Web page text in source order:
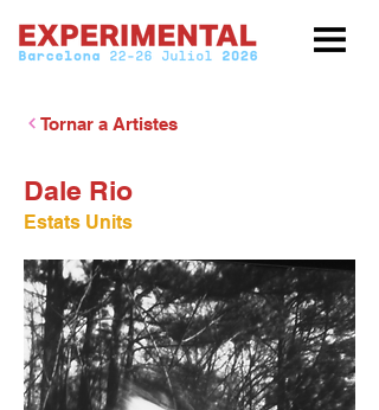
Tornar a Artistes
Dale Rio
Estats Units